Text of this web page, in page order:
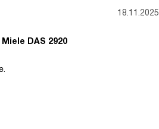
18.11.2025
DAS 2920